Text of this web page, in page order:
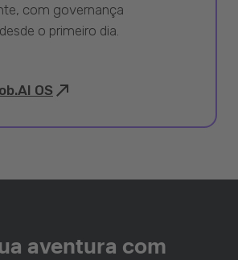
com governança
o primeiro dia.
OS
aventura com